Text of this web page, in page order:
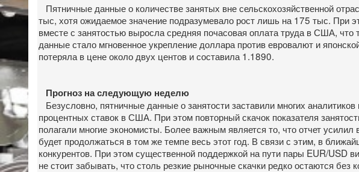
Пятничные данные о количестве занятых вне сельскохозяйственной
тыс, хотя ожидаемое значение подразумевало рост лишь на 175 тыс.
вместе с занятостью выросла средняя почасовая оплата труда в США,
данные стало мгновенное укрепление доллара против евровалют и
потеряла в цене около двух центов и составила 1.1890.
Прогноз на следующую неделю
Безусловно, пятничные данные о занятости заставили многих
процентных ставок в США. При этом повторный скачок показателя
полагали многие экономисты. Более важным является то, что отчет
будет продолжаться в том же темпе весь этот год. В связи с этим, в
конкурентов. При этом существенной поддержкой на пути пары EUR/USD
не стоит забывать, что столь резкие рыночные скачки редко остаются без